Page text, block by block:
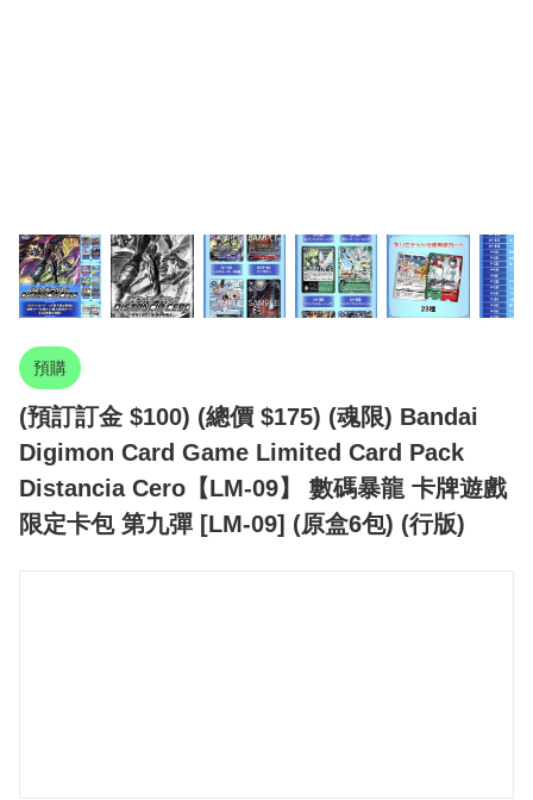
預購
(預訂訂金 $100) (總價 $175) (魂限) Bandai
Digimon Card Game Limited Card Pack
Distancia Cero【LM-09】 數碼暴龍 卡牌遊戲
限定卡包 第九彈 [LM-09] (原盒6包) (行版)